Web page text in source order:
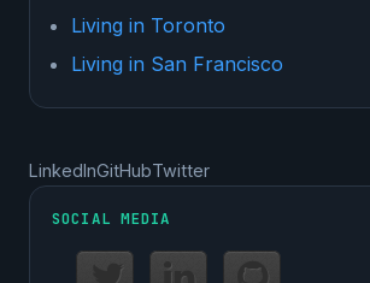
Living in Toronto
Living in San Francisco
LinkedInGitHubTwitter
SOCIAL MEDIA